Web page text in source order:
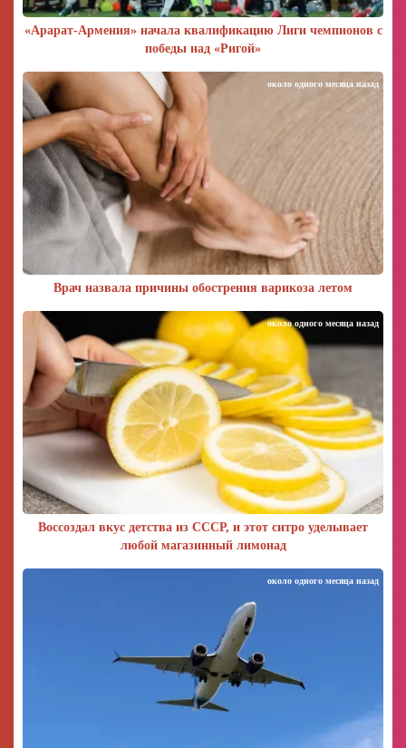
«Арарат‑Армения» начала квалификацию Лиги чемпионов с
победы над «Ригой»
Врач назвала причины обострения варикоза летом
около одного месяца назад
Воссоздал вкус детства из СССР, и этот ситро уделывает
любой магазинный лимонад
около одного месяца назад
около одного месяца назад